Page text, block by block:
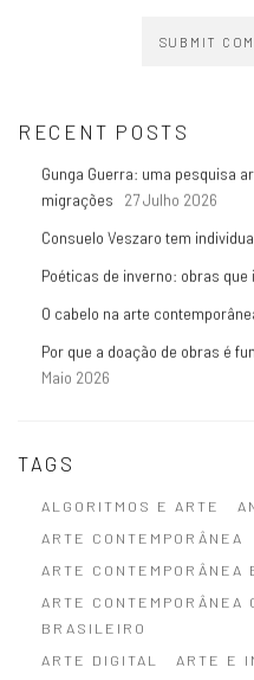
SUBMIT
RECENT POSTS
Gunga Guerra: uma pesquisa
migrações
27 Julho 2026
Consuelo Veszaro tem
Poéticas de inverno: obras
O cabelo na arte
Por que a doação de obras é
Maio 2026
TAGS
ALGORITMOS E ARTE
ARTE CONTEMPORÂNEA
ARTE CONTEMPORÂNEA
ARTE CONTEMPORÂNEA
BRASILEIRO
ARTE DIGITAL
ARTE E